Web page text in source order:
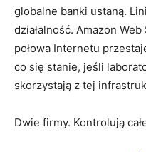
globalne banki ustaną.
działalność. Amazon
połowa Internetu
co się stanie, jeśli
skorzystają z tej
Dwie firmy. Kontrolują